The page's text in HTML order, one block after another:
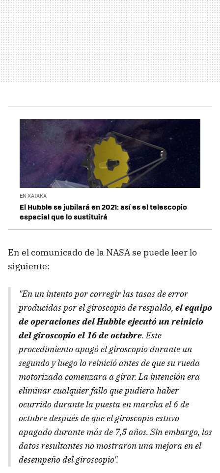
EN XATAKA
El Hubble se jubilará en 2021: así es el telescopio
espacial que lo sustituirá
En el comunicado de la NASA se puede leer lo
siguiente:
"En un intento por corregir las tasas de error
producidas por el giroscopio de respaldo, el equipo
de operaciones del Hubble ejecutó un reinicio
del giroscopio el 16 de octubre. Este
procedimiento apagó el giroscopio durante un
segundo y luego lo reinició antes de que su rueda
motorizada comenzara a girar. La intención era
eliminar cualquier fallo que pudiera haber
ocurrido durante la puesta en marcha el 6 de
octubre después de que el giroscopio estuvo
apagado durante más de 7,5 años. Sin embargo, los
datos resultantes no mostraron una mejora en el
desempeño del giroscopio".